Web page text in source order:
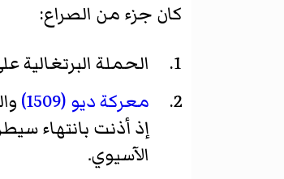
كان جزء من الصراع:
الحملة البرتغالية
معركة ديو (1509)
إذ أذنت بانتهاء
الآسيوي.